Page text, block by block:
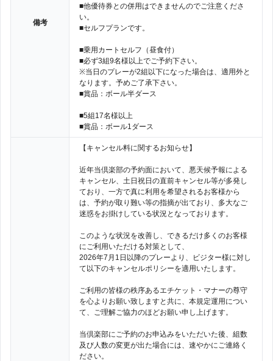
備考
■他優待券との併用はできませんのでご注意くださ
い。
■セルフプランです。
■乗用カートセルフ（昼食付）
■必ず3組9名様以上でご予約下さい。
※当日のプレーが2組以下になった場合は、適用外と
なります。予めご了承下さい。
■賞品：ボール半ダース
■5組17名様以上
■賞品：ボール1ダース
【キャンセル料に関するお知らせ】
近年当倶楽部の予約面において、悪天候予報による
キャンセル、土日祝日の直前キャンセル等が多発し
ており、一方で真に利用を希望されるお客様から
は、予約が取り難い等の指摘が出ており、多大なご
迷惑をお掛けしている状況となっております。
このような状況を改善し、できるだけ多くのお客様
にご利用いただける対策として、
2026年7月1日以降のプレーより、ビジター様に対し
て以下のキャンセルポリシーを適用いたします。
ご利用の皆様の秩序あるエチケット・マナーの尊守
を心よりお願い致しますと共に、本規定運用につい
て、ご理解ご協力のほどお願い申し上げます。
当倶楽部にご予約のお申込みをいただいた後、組数
及び人数の変更が出た場合には、速やかにご連絡く
ださい。